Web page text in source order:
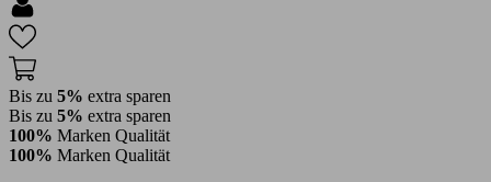
Bis zu 5% extra sparen
Bis zu 5% extra sparen
100% Marken Qualität
100% Marken Qualität